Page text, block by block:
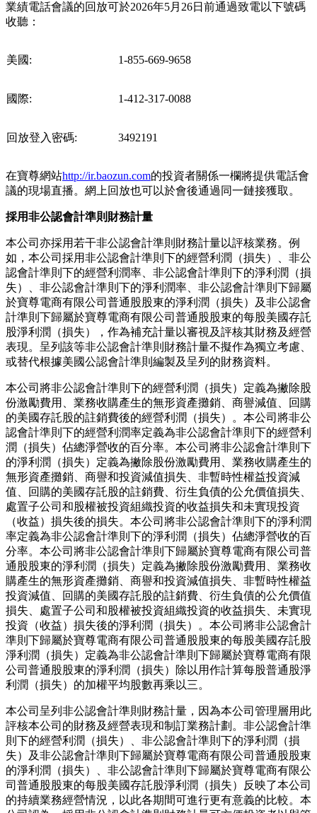
業績電話會議的回放可於2026年5月26日前通過致電以下號碼
收聽：
美國: 1-855-669-9658
國際: 1-412-317-0088
回放登入密碼: 3492191
在寶尊網站http://ir.baozun.com的投資者關係一欄將提供電話會
議的現場直播。網上回放也可以於會後通過同一鏈接獲取。
採用非公認會計準則財務計量
本公司亦採用若干非公認會計準則財務計量以評核業務。例
如，本公司採用非公認會計準則下的經營利潤（損失）、非公
認會計準則下的經營利潤率、非公認會計準則下的淨利潤（損
失）、非公認會計準則下的淨利潤率、非公認會計準則下歸屬
於寶尊電商有限公司普通股股東的淨利潤（損失）及非公認會
計準則下歸屬於寶尊電商有限公司普通股股東的每股美國存託
股淨利潤（損失），作為補充計量以審視及評核其財務及經營
表現。呈列該等非公認會計準則財務計量不擬作為獨立考慮、
或替代根據美國公認會計準則編製及呈列的財務資料。
本公司將非公認會計準則下的經營利潤（損失）定義為撇除股
份激勵費用、業務收購產生的無形資產攤銷、商譽減值、回購
的美國存託股的註銷費後的經營利潤（損失）。本公司將非公
認會計準則下的經營利潤率定義為非公認會計準則下的經營利
潤（損失）佔總淨營收的百分率。本公司將非公認會計準則下
的淨利潤（損失）定義為撇除股份激勵費用、業務收購產生的
無形資產攤銷、商譽和投資減值損失、非暫時性權益投資減
值、回購的美國存託股的註銷費、衍生負債的公允價值損失、
處置子公司和股權被投資組織投資的收益損失和未實現投資
（收益）損失後的損失。本公司將非公認會計準則下的淨利潤
率定義為非公認會計準則下的淨利潤（損失）佔總淨營收的百
分率。本公司將非公認會計準則下歸屬於寶尊電商有限公司普
通股股東的淨利潤（損失）定義為撇除股份激勵費用、業務收
購產生的無形資產攤銷、商譽和投資減值損失、非暫時性權益
投資減值、回購的美國存託股的註銷費、衍生負債的公允價值
損失、處置子公司和股權被投資組織投資的收益損失、未實現
投資（收益）損失後的淨利潤（損失）。本公司將非公認會計
準則下歸屬於寶尊電商有限公司普通股股東的每股美國存託股
淨利潤（損失）定義為非公認會計準則下歸屬於寶尊電商有限
公司普通股股東的淨利潤（損失）除以用作計算每股普通股淨
利潤（損失）的加權平均股數再乘以三。
本公司呈列非公認會計準則財務計量，因為本公司管理層用此
評核本公司的財務及經營表現和制訂業務計劃。非公認會計準
則下的經營利潤（損失）、非公認會計準則下的淨利潤（損
失）及非公認會計準則下歸屬於寶尊電商有限公司普通股股東
的淨利潤（損失）、非公認會計準則下歸屬於寶尊電商有限公
司普通股股東的每股美國存託股淨利潤（損失）反映了本公司
的持續業務經營情況，以此各期間可進行更有意義的比較。本